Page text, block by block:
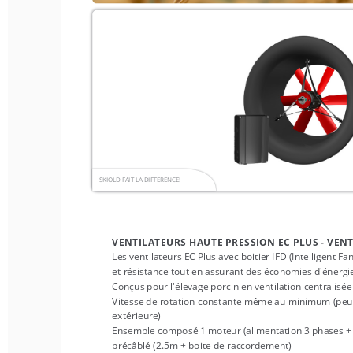
Conçus pour l'élevage porcin en ventilation centralisée
Vitesse de rotation constante même au minimum (peu
extérieure)
Ensemble composé 1 moteur (alimentation 3 phases + terre
précâblé (2.5m + boite de raccordement)
3 diamètres disponibles
Indice de protection :
Moteur : IP55
Boitier IFD :
Possibilité de pilotage : 0-10 V ou 10-0 V
VENTILATEURS HAUTE PRESSION EC PLUS -
Les ventilateurs EC Plus avec boitier IFD (Intelligent
et résistance tout en assurant des économies
Conçus pour l'élevage porcin en ventilation centralisée
Vitesse de rotation constante même au minimum
extérieure)
Ensemble composé 1 moteur (alimentation 3 phases
précâblé (2.5m + boite de raccordement)
SKIOLD FAIT LA DIFFERENCE!